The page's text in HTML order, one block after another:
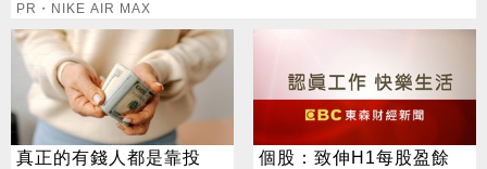
PR・NIKE AIR MAX
真正的有錢人都是靠投
個股：致伸H1每股盈餘